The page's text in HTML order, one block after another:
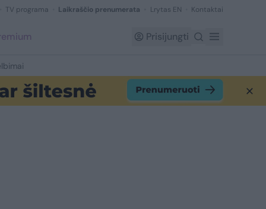
TV programa Laikraščio prenumerata Lrytas EN Kontaktai
Prisijungti